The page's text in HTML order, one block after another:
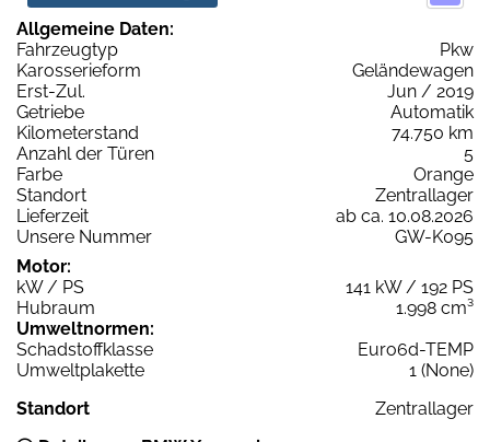
Allgemeine Daten:
Fahrzeugtyp
Pkw
Karosserieform
Geländewagen
Erst-Zul.
Jun / 2019
Getriebe
Automatik
Kilometerstand
74.750 km
Anzahl der Türen
5
Farbe
Orange
Standort
Zentrallager
Lieferzeit
ab ca. 10.08.2026
Unsere Nummer
GW-K095
Motor:
kW / PS
141 kW / 192 PS
Hubraum
1.998 cm³
Umweltnormen:
Schadstoffklasse
Euro6d-TEMP
Umweltplakette
1 (None)
Standort
Zentrallager